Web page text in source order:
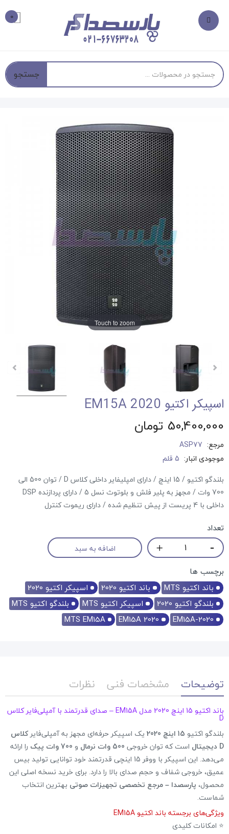
0
جستجو
Touch to zoom
اسپیکر اکتیو 2020 EM15A
50,400,000 تومان
مرجع: ASP77
موجودی انبار: 5 قلم
بلندگو اکتیو / 15 اینچ / دارای امپلیفایر داخلی کلاس D / توان 500 الی
700 وات / مجهز به پلیر فلش و بلوتوث نسل 5 / دارای پردازنده DSP
داخلی با 4 پریست از پیش تنظیم شده / دارای ریموت کنترل
تعداد
اضافه به سبد
برچسب ها
باند اکتیو MTS
باند اکتیو 2020
اسپیکر اکتیو 2020
بلندگو اکتیو 2020
اسپیکر اکتیو MTS
بلندگو اکتیو MTS
2020-EM15A
EM15A 2020
MTS EM15A
توضیحات مشخصات فنی نظرات
باند اکتیو 15 اینچ 2020 مدل EM15A – صدای قدرتمند با آمپلی‌فایر کلاس
D
بلندگو اکتیو 15 اینچ 2020 یک اسپیکر حرفه‌ای مجهز به آمپلی‌فایرکلاس
D دیجیتال
است که توان خروجی 500 وات نرمال و 700 وات پیک
را ارائه
می‌دهد. این اسپیکر با ووفر 15 اینچی قدرتمند خود توانایی تولید بیس
عمیق، خروجی شفاف و حجم صدای بالا را دارد. برای خرید نسخه اصلی این
محصول، پارسصدا – مرجع تخصصی تجهیزات صوتی بهترین انتخاب
شماست.
ویژگی‌های برجسته باند اکتیو EM15A
⭐ امکانات کلیدی